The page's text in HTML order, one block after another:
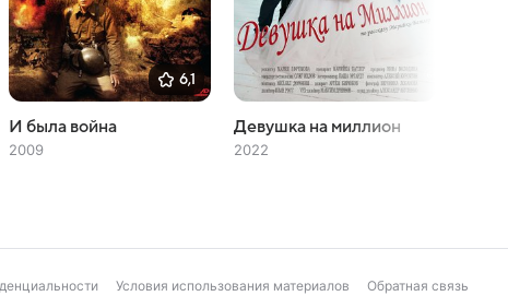
6,1
И была война
2009
Девушка на миллион
2022
Условия использования материалов Обратная связь